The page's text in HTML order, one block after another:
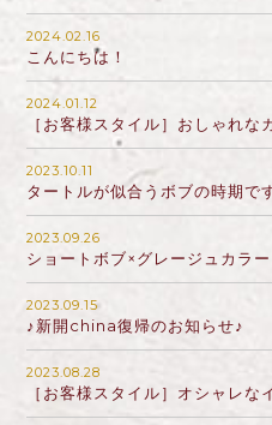
2024.02.16
こんにちは！
2024.01.12
［お客様スタイル］おしゃれな
2023.10.11
タートルが似合うボブの時期で
2023.09.26
ショートボブ×グレージュカラー
2023.09.15
♪新開china復帰のお知らせ♪
2023.08.28
［お客様スタイル］オシャレな